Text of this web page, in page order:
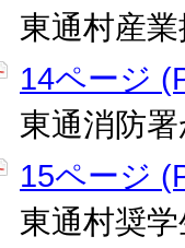
東通村産
14ページ
東通消防
15ページ
東通村奨